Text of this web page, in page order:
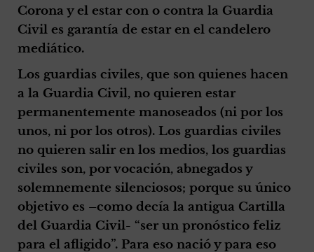
Corona y el estar con o contra la Guardia
Civil es garantía de estar en el candelero
mediático.
Los guardias civiles, que son quienes hacen
a la Guardia Civil, no quieren estar
permanentemente manoseados (ni por los
unos, ni por los otros). Los guardias civiles
no quieren salir en los medios, los guardias
civiles son, por vocación, abnegados y
solemnemente silenciosos; porque su único
objetivo es –como decía la antigua Cartilla
del Guardia Civil- “ser un pronóstico feliz
para el afligido”. Para eso nació y para eso